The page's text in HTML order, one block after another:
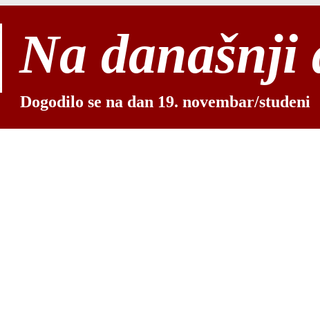
Na današnji
Dogodilo se na dan 19. novembar/studeni